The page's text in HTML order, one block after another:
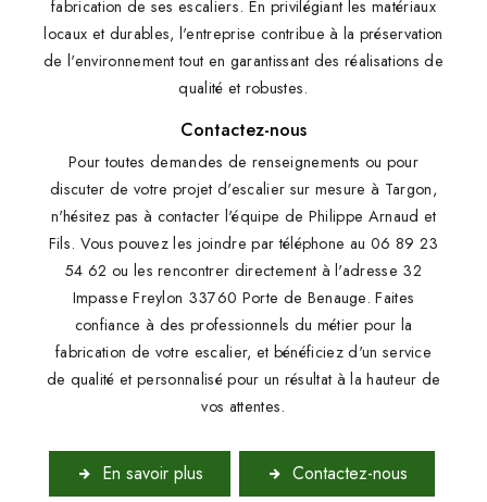
fabrication de ses escaliers. En privilégiant les matériaux
locaux et durables, l'entreprise contribue à la préservation
de l'environnement tout en garantissant des réalisations de
qualité et robustes.
Contactez-nous
Pour toutes demandes de renseignements ou pour
discuter de votre projet d'escalier sur mesure à Targon,
n'hésitez pas à contacter l'équipe de Philippe Arnaud et
Fils. Vous pouvez les joindre par téléphone au 06 89 23
54 62 ou les rencontrer directement à l'adresse 32
Impasse Freylon 33760 Porte de Benauge. Faites
confiance à des professionnels du métier pour la
fabrication de votre escalier, et bénéficiez d'un service
de qualité et personnalisé pour un résultat à la hauteur de
vos attentes.
En savoir plus Contactez-nous